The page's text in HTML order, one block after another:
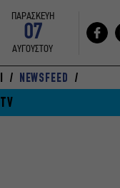
ΠΑΡΑΣΚΕΥΗ
07
ΑΥΓΟΥΣΤΟΥ
NEWSFEED
TV